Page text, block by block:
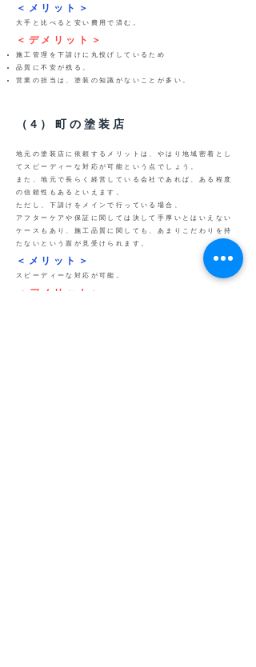
＜メリット＞
大手と比べると安い費用で済む。
＜デメリット＞
施工管理を下請けに丸投げしているため
品質に不安が残る。
営業の担当は、塗装の知識がないことが多い。
（4）町の塗装店
地元の塗装店に依頼するメリットは、やはり地域密着とし
てスピーディーな対応が可能という点でしょう。
また、地元で長らく経営している会社であれば、ある程度
の信頼性もあるといえます。
ただし、下請けをメインで行っている場合、
アフターケアや保証に関しては決して手厚いとはいえない
ケースもあり、施工品質に関しても、あまりこだわりを持
たないという面が見受けられます。
＜メリット＞
スピーディーな対応が可能。
＜デメリット＞